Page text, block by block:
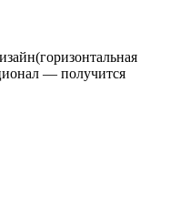
— получится